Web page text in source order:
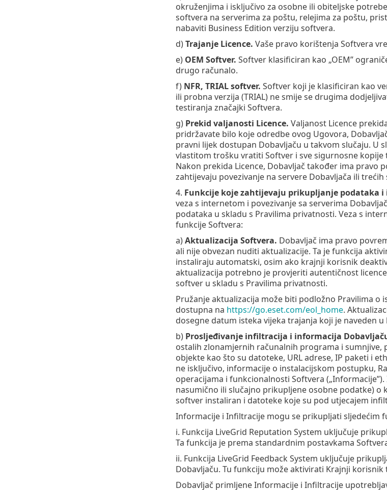
okruženjima i isključivo za osobne ili obiteljske
softvera na serverima za poštu, relejima za poštu,
nabaviti Business Edition verziju softvera.
d)Trajanje Licence. Vaše pravo korištenja Softvera
e) OEM Softver. Softver klasificiran kao „OEM”
drugo računalo.
f) NFR, TRIAL softver. Softver koji je klasificiran kao
ili probna verzija (TRIAL) ne smije se drugima
testiranja značajki Softvera.
g) Prekid valjanosti Licence. Valjanost Licence
pridržavate bilo koje odredbe ovog Ugovora,
pravni lijek dostupan Dobavljaču u takvom slučaju. U
vlastitom trošku vratiti Softver i sve sigurnosne kopije
Nakon prekida Licence, Dobavljač također ima
zahtijevaju povezivanje na servere Dobavljača ili trećih
4. Funkcije koje zahtijevaju prikupljanje podataka i
veza s internetom i povezivanje sa serverima
podataka u skladu s Pravilima privatnosti. Veza s
funkcije Softvera:
a)Aktualizacija Softvera. Dobavljač ima pravo
ali nije obvezan nuditi aktualizacije. Ta je funkcija
instaliraju automatski, osim ako krajnji korisnik
aktualizacija potrebno je provjeriti autentičnost
softver u skladu s Pravilima privatnosti.
Pružanje aktualizacija može biti podložno Pravilima o
dostupna na https://go.eset.com/eol_home.
dosegne datum isteka vijeka trajanja koji je naveden
b) Prosljeđivanje infiltracija i informacija
ostalih zlonamjernih računalnih programa i
objekte kao što su datoteke, URL adrese, IP paketi i
ne isključivo, informacije o instalacijskom postupku,
operacijama i funkcionalnosti Softvera
nasumično ili slučajno prikupljene osobne podatke)
softver instaliran i datoteke koje su pod utjecajem
Informacije i Infiltracije mogu se prikupljati sljedećim
i. Funkcija LiveGrid Reputation System uključuje
Ta funkcija je prema standardnim postavkama
ii. Funkcija LiveGrid Feedback System uključuje
Dobavljaču. Tu funkciju može aktivirati Krajnji
Dobavljač primljene Informacije i Infiltracije